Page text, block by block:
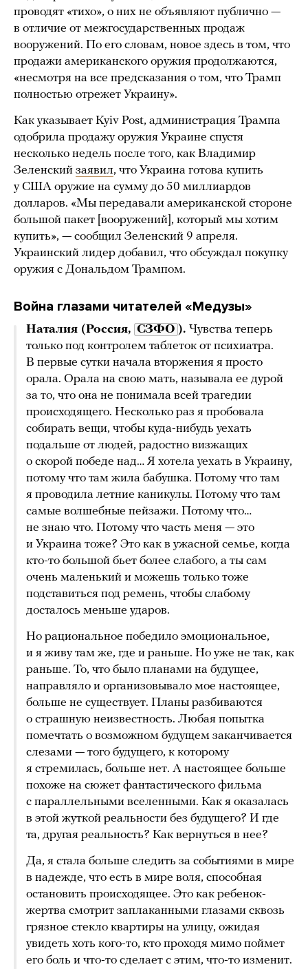
проводят «тихо», о них не объявляют публично —
в отличие от межгосударственных продаж
вооружений. По его словам, новое здесь в том, что
продажи американского оружия продолжаются,
«несмотря на все предсказания о том, что Трамп
полностью отрежет Украину».
Как указывает Kyiv Post, администрация Трампа
одобрила продажу оружия Украине спустя
несколько недель после того, как Владимир
Зеленский заявил, что Украина готова купить
у США оружие на сумму до 50 миллиардов
долларов. «Мы передавали американской стороне
большой пакет [вооружений], который мы хотим
купить», — сообщил Зеленский 9 апреля.
Украинский лидер добавил, что обсуждал покупку
оружия с Дональдом Трампом.
Война глазами читателей «Медузы»
Наталия (Россия, СЗФО ). Чувства теперь
только под контролем таблеток от психиатра.
В первые сутки начала вторжения я просто
орала. Орала на свою мать, называла ее дурой
за то, что она не понимала всей трагедии
происходящего. Несколько раз я пробовала
собирать вещи, чтобы куда-нибудь уехать
подальше от людей, радостно визжащих
о скорой победе над… Я хотела уехать в Украину,
потому что там жила бабушка. Потому что там
я проводила летние каникулы. Потому что там
самые волшебные пейзажи. Потому что…
не знаю что. Потому что часть меня — это
и Украина тоже? Это как в ужасной семье, когда
кто-то большой бьет более слабого, а ты сам
очень маленький и можешь только тоже
подставиться под ремень, чтобы слабому
досталось меньше ударов.
Но рациональное победило эмоциональное,
и я живу там же, где и раньше. Но уже не так, как
раньше. То, что было планами на будущее,
направляло и организовывало мое настоящее,
больше не существует. Планы разбиваются
о страшную неизвестность. Любая попытка
помечтать о возможном будущем заканчивается
слезами — того будущего, к которому
я стремилась, больше нет. А настоящее больше
похоже на сюжет фантастического фильма
с параллельными вселенными. Как я оказалась
в этой жуткой реальности без будущего? И где
та, другая реальность? Как вернуться в нее?
Да, я стала больше следить за событиями в мире
в надежде, что есть в мире воля, способная
остановить происходящее. Это как ребенок-
жертва смотрит заплаканными глазами сквозь
грязное стекло квартиры на улицу, ожидая
увидеть хоть кого-то, кто проходя мимо поймет
его боль и что-то сделает с этим, что-то изменит.